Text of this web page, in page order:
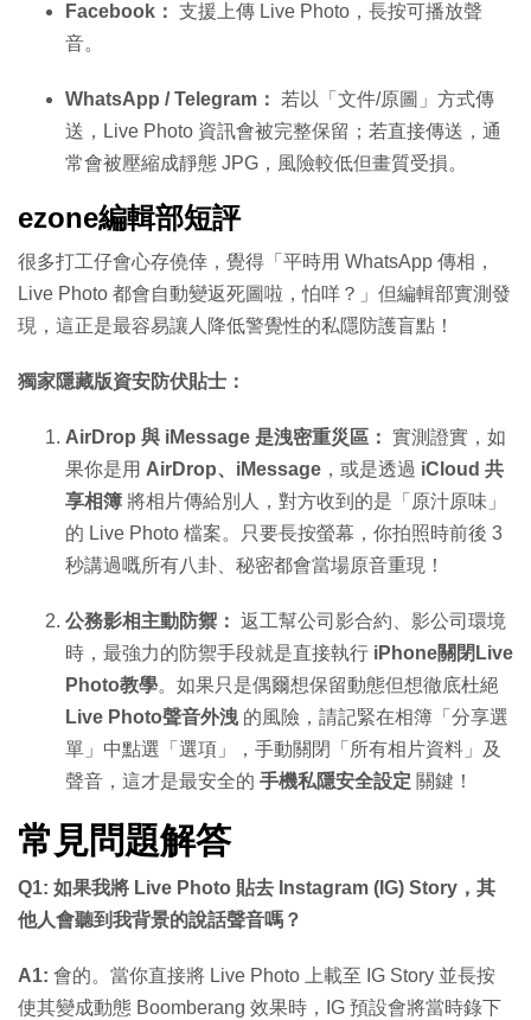
Facebook： 支援上傳 Live Photo，長按可播放聲
音。
WhatsApp / Telegram： 若以「文件/原圖」方式傳
送，Live Photo 資訊會被完整保留；若直接傳送，通
常會被壓縮成靜態 JPG，風險較低但畫質受損。
ezone編輯部短評
很多打工仔會心存僥倖，覺得「平時用 WhatsApp 傳相，
Live Photo 都會自動變返死圖啦，怕咩？」但編輯部實測發
現，這正是最容易讓人降低警覺性的私隱防護盲點！
獨家隱藏版資安防伏貼士：
AirDrop 與 iMessage 是洩密重災區： 實測證實，如
果你是用 AirDrop、iMessage ，或是透過 iCloud 共
享相簿 將相片傳給別人，對方收到的是「原汁原味」
的 Live Photo 檔案。只要長按螢幕，你拍照時前後 3
秒講過嘅所有八卦、秘密都會當場原音重現！
公務影相主動防禦： 返工幫公司影合約、影公司環境
時，最強力的防禦手段就是直接執行 iPhone關閉Live
Photo教學。如果只是偶爾想保留動態但想徹底杜絕
Live Photo聲音外洩 的風險，請記緊在相簿「分享選
單」中點選「選項」，手動關閉「所有相片資料」及
聲音，這才是最安全的 手機私隱安全設定 關鍵！
常見問題解答
Q1: 如果我將 Live Photo 貼去 Instagram (IG) Story，其
他人會聽到我背景的說話聲音嗎？
A1: 會的。當你直接將 Live Photo 上載至 IG Story 並長按
使其變成動態 Boomberang 效果時，IG 預設會將當時錄下